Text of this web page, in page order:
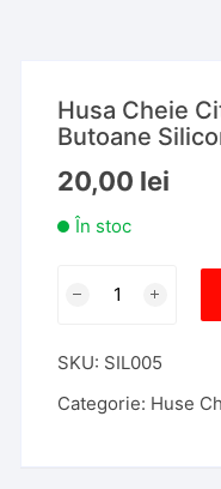
Husa Cheie
Butoane
20,00 lei
În stoc
Citroen/Peugeot
2
Butoane
SKU: SIL005
Categorie: Huse